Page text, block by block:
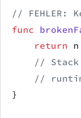
// FEHLER:
func
    return
n
//
//
}